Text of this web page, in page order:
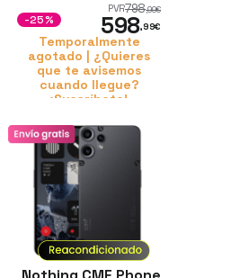
PVR798,99€
598,99€
-25%
Temporalmente
agotado | ¿Quieres
que te avisemos
cuando llegue?
¡Suscríbete!